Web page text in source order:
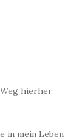
Weg hierher
in mein Leben